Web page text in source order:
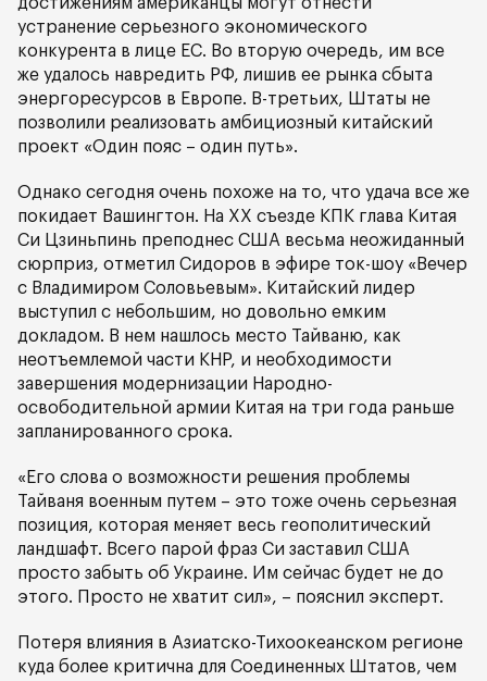
устранение серьезного экономического
конкурента в лице ЕС. Во вторую очередь, им все
же удалось навредить РФ, лишив ее рынка сбыта
энергоресурсов в Европе. В-третьих, Штаты не
позволили реализовать амбициозный китайский
проект «Один пояс – один путь».
Однако сегодня очень похоже на то, что удача все же
покидает Вашингтон. На ХХ съезде КПК глава Китая
Си Цзиньпинь преподнес США весьма неожиданный
сюрприз, отметил Сидоров в эфире ток-шоу «Вечер
с Владимиром Соловьевым». Китайский лидер
выступил с небольшим, но довольно емким
докладом. В нем нашлось место Тайваню, как
неотъемлемой части КНР, и необходимости
завершения модернизации Народно-
освободительной армии Китая на три года раньше
запланированного срока.
«Его слова о возможности решения проблемы
Тайваня военным путем – это тоже очень серьезная
позиция, которая меняет весь геополитический
ландшафт. Всего парой фраз Си заставил США
просто забыть об Украине. Им сейчас будет не до
этого. Просто не хватит сил», – пояснил эксперт.
Потеря влияния в Азиатско-Тихоокеанском регионе
куда более критична для Соединенных Штатов, чем